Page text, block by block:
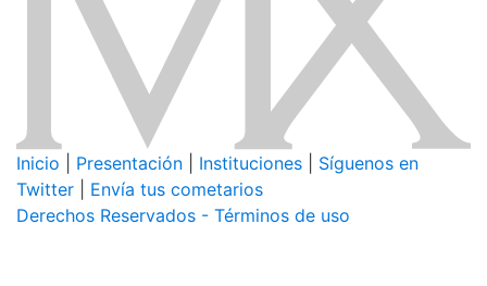
Inicio Presentación Instituciones
Síguenos en
Twitter
Envía tus cometarios
Derechos Reservados - Términos de uso